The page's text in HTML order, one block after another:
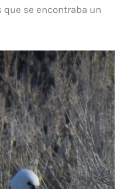
se encontraba un